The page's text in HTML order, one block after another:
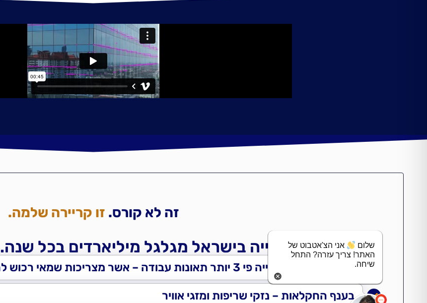
זה לא קורס. זו קריירה שלמה.
ענף הנדל״ן והבנייה בישראל מגלגל מיליארדים בכל שנה.
בישראל,בענף הבנייה פי 3 יותר תאונות עבודה – אשר מצריכות שמאי רכוש להערכת נזקים
בענף החקלאות – נזקי שריפות ומזגי אוויר
שלום
אני הצ'אטבוט של
האתר! צריך עזרה? התחל
שיחה.